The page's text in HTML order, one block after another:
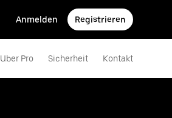
Anmelden Registrieren
Uber Pro Sicherheit Kontakt